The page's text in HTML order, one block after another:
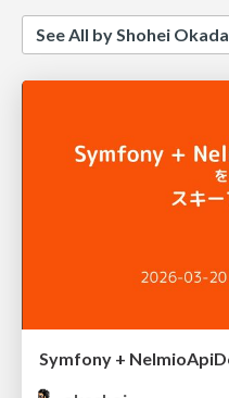
See All by Shohei Okada